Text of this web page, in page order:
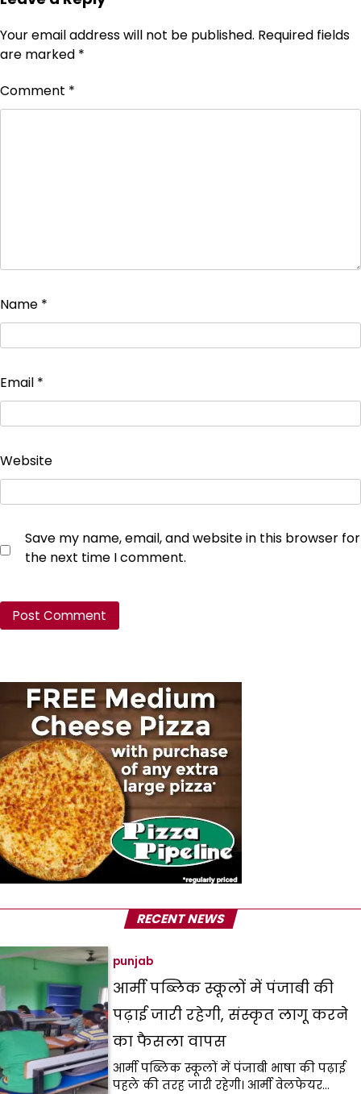
Your email address will not be published. Required fields
are marked *
Comment *
Name *
Email *
Website
Save my name, email, and website in this browser for
the next time I comment.
RECENT NEWS
punjab
आर्मी पब्लिक स्कूलों में पंजाबी की
पढ़ाई जारी रहेगी, संस्कृत लागू करने
का फैसला वापस
आर्मी पब्लिक स्कूलों में पंजाबी भाषा की पढ़ाई
पहले की तरह जारी रहेगी। आर्मी वेलफेयर…